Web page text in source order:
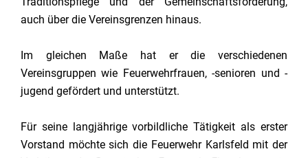
auch über die Vereinsgrenzen hinaus.
Im gleichen Maße hat er die verschiedenen
Vereinsgruppen wie Feuerwehrfrauen, -senioren und -
jugend gefördert und unterstützt.
Für seine langjährige vorbildliche Tätigkeit als erster
Vorstand möchte sich die Feuerwehr Karlsfeld mit der